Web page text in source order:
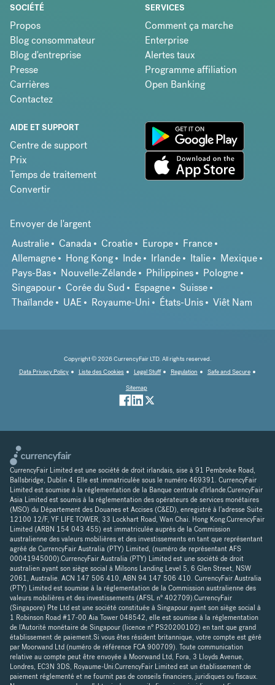
SOCIÉTÉ
Propos
Blog consommateur
Blog d'entreprise
Presse
Carrières
Contactez
SERVICES
Comment ça marche
Enterprise
Alertes taux
Programme affiliation
Open Banking
AIDE ET SUPPORT
Centre de support
Prix
Temps de traitement
Convertir
Envoyer de l'argent
Australie
Canada Croatie Europe
France
Allemagne
Hong Kong Inde Irlande Italie
Mexique
Pays-Bas
Nouvelle-Zélande Philippines
Pologne
Singapour
Corée du Sud Espagne
Suisse
Thaïlande
UAE Royaume-Uni États-Unis Viêt Nam
Copyright © 2026 CurrencyFair LTD. All rights reserved.
Data Privacy Policy
Liste des Cookies Legal Stuff Regulation
Safe and Secure
Sitemap
CurrencyFair Limited est une société de droit irlandais, sise à 91 Pembroke Road,
Ballsbridge, Dublin 4. Elle est immatriculée sous le numéro 469391. CurrencyFair
Limited est soumise à la réglementation de la Banque centrale d'Irlande.CurencyFair
Asia Limited est soumis à la réglementation des opérateurs de services monétaires
(MSO) du Département des Douanes et Accises (C&ED), enregistré à l'adresse Suite
12100 12/F, YF LIFE TOWER, 33 Lockhart Road, Wan Chai. Hong Kong.CurrencyFair
Limited (ARBN 154 043 455) est immatriculée auprès de la Commission
australienne des valeurs mobilières et des investissements en tant que représentant
agréé de CurrencyFair Australia (PTY) Limited, (numéro de représentant AFS
00041945000).CurrencyFair Australia (PTY) Limited est une société de droit
australien ayant son siège social à Milsons Landing Level 5, 6 Glen Street, NSW
2061, Australie. ACN 147 506 410, ABN 94 147 506 410. CurrencyFair Australia
(PTY) Limited est soumise à la réglementation de la Commission australienne des
valeurs mobilières et des investissements (AFSL n° 402709).CurrencyFair
(Singapore) Pte Ltd est une société constituée à Singapour ayant son siège social à
1 Robinson Road #17-00 Aia Tower 048542, elle est soumise à la réglementation
de l'Autorité monétaire de Singapour (licence n° PS20200102) en tant que grand
établissement de paiement.Si vous êtes résident britannique, votre compte est géré
par Moorwand Ltd (numéro de référence FCA 900709). Toute communication
relative au compte peut être envoyée à Moorwand Ltd, Fora, 3 Lloyds Avenue,
Londres, EC3N 3DS, Royaume-Uni.CurrencyFair Limited est un établissement de
paiement réglementé et ne fournit pas de conseils financiers, juridiques ou fiscaux.